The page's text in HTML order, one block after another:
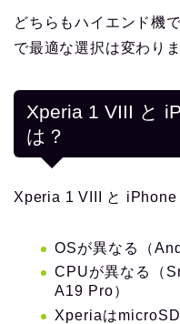
どちらもハイエンド機
で最適な選択は変わりま
Xperia 1 VIII と
は？
Xperia 1 VIII と iPhone
OSが異なる（
CPUが異なる（
A19 Pro）
Xperiaは